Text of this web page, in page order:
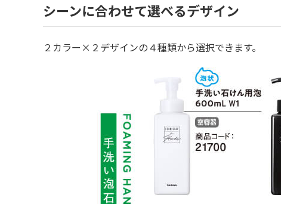
シーンに合わせて選べるデザイン
２カラー×２デザインの４種類から選択できます。